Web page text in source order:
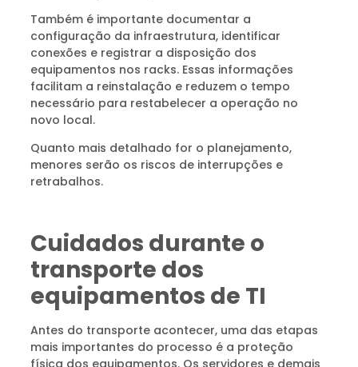
Também é importante documentar a
configuração da infraestrutura, identificar
conexões e registrar a disposição dos
equipamentos nos racks. Essas informações
facilitam a reinstalação e reduzem o tempo
necessário para restabelecer a operação no
novo local.
Quanto mais detalhado for o planejamento,
menores serão os riscos de interrupções e
retrabalhos.
Cuidados durante o
transporte dos
equipamentos de TI
Antes do transporte acontecer, uma das etapas
mais importantes do processo é a proteção
física dos equipamentos. Os servidores e demais